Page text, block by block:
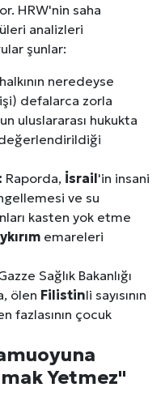
HRW'nin saha
analizleri
şunlar:
neredeyse
defalarca zorla
uluslararası hukukta
Raporda, İsrail'in insani
ve su
kasten yok etme
emareleri
Sağlık Bakanlığı
ölen Filistinli sayısının
fazlasının çocuk
Yetmez"